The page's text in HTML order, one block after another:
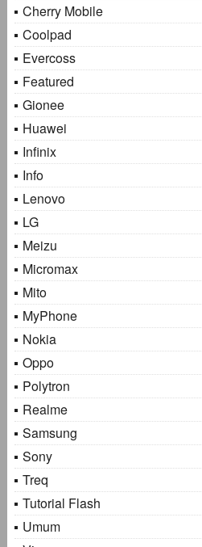
Cherry Mobile
Coolpad
Evercoss
Featured
Gionee
Huawei
Infinix
Info
Lenovo
LG
Meizu
Micromax
Mito
MyPhone
Nokia
Oppo
Polytron
Realme
Samsung
Sony
Treq
Tutorial Flash
Umum